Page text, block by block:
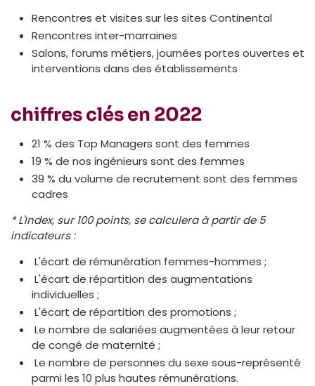
Rencontres et visites sur les sites Continental
Rencontres inter-marraines
Salons, forums métiers, journées portes ouvertes et
interventions dans des établissements
chiffres clés en 2022
21 % des Top Managers sont des femmes
19 % de nos ingénieurs sont des femmes
39 % du volume de recrutement sont des femmes
cadres
* L'Index, sur 100 points, se calculera à partir de 5
indicateurs :
­ L'écart de rémunération femmes-hommes ;
­ L'écart de répartition des augmentations
individuelles ;
­ L'écart de répartition des promotions ;
­ Le nombre de salariées augmentées à leur retour
de congé de maternité ;
­ Le nombre de personnes du sexe sous-représenté
parmi les 10 plus hautes rémunérations.